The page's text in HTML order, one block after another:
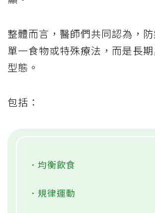
整體而言，醫師們共同認為，
單一食物或特殊療法，而是長
型態。
包括：
．均衡飲食
．規律運動